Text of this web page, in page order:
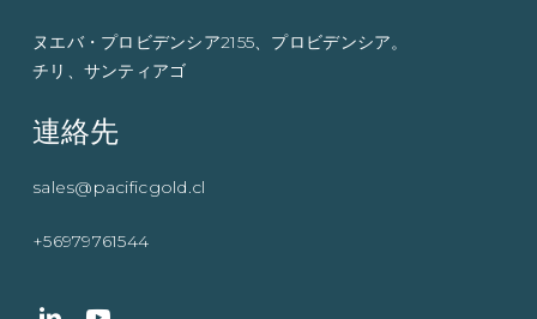
ヌエバ・プロビデンシア2155、プロビデンシア。
チリ、サンティアゴ
連絡先
sales@pacificgold.cl
+56979761544